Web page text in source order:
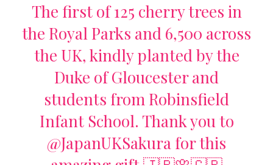
The first of 125 cherry trees in
the Royal Parks and 6,500 across
the UK, kindly planted by the
Duke of Gloucester and
students from Robinsfield
Infant School. Thank you to
@JapanUKSakura for this